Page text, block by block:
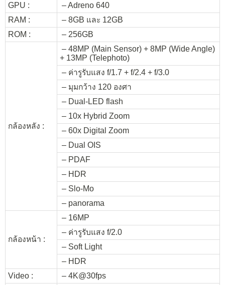
GPU :
– Adreno 640
RAM :
– 8GB และ 12GB
ROM :
– 256GB
กล้องหลัง :
– 48MP (Main Sensor) + 8MP (Wide Angle)
+ 13MP (Telephoto)
– ค่ารูรับแสง f/1.7 + f/2.4 + f/3.0
– มุมกว้าง 120 องศา
– Dual-LED flash
– 10x Hybrid Zoom
– 60x Digital Zoom
– Dual OIS
– PDAF
– HDR
– Slo-Mo
– panorama
กล้องหน้า :
– 16MP
– ค่ารูรับแสง f/2.0
– Soft Light
– HDR
Video :
– 4K@30fps